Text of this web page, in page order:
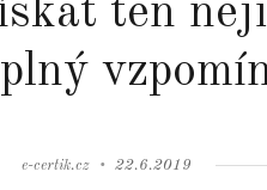
ten
Author
e-certik.cz
Posted
22.6.2019